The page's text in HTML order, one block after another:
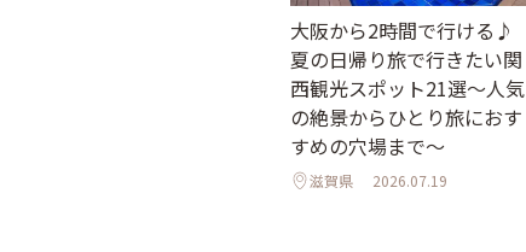
大阪から2時間で行ける♪
夏の日帰り旅で行きたい関
西観光スポット21選～人気
の絶景からひとり旅におす
すめの穴場まで～
滋賀県 2026.07.19